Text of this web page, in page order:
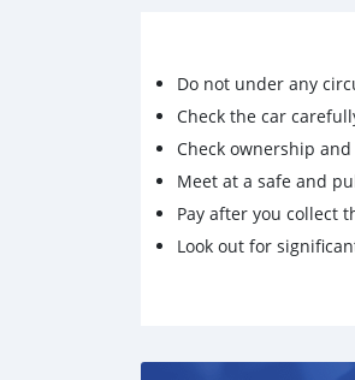
- สีเทาแรมโบ (เเรปสติ๊กเ
- เลขไมล์ 111297 KM
- ขายพร้อมป้ายประมูล ห
- ไฟหน้า PROJECTOR
- 7 AIRBAGS เบาะหนัง
- พวงมาลัยไฟฟ้า, ปุ่ม
- จอทัชสกรีน,NAVI,กล้อ
Do not under any
Check the car
Check ownership
Meet at a safe and
Pay after you collect
Look out for